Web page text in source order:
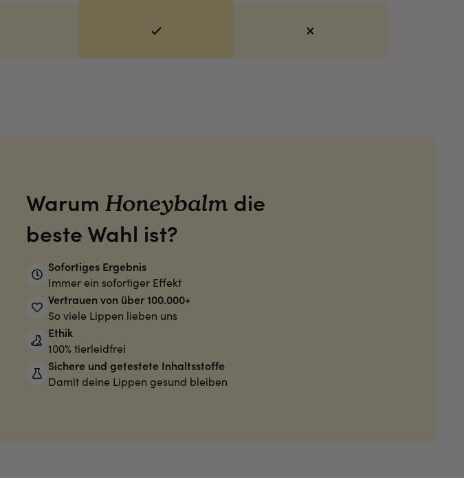
Warum Honeybalmdie
beste Wahl ist?
Sofortiges Ergebnis
Immer ein sofortiger Effekt
Vertrauen von über 100.000+
So viele Lippen lieben uns
Ethik
100% tierleidfrei
Sichere und getestete Inhaltsstoffe
Damit deine Lippen gesund bleiben